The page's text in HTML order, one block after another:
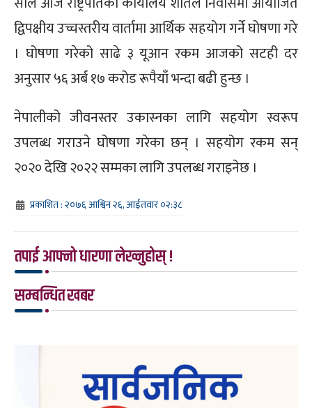
द्विपक्षीय उच्चस्तरीय वार्तामा आर्थिक सहयोग गर्ने घोषणा गरे
। घोषणा गरेको साढे ३ यूआन रकम आजको सटही दर
अनुसार ५६ अर्ब १७ करोड रूपैयाँ भन्दा बढी हुन्छ ।
नेपालीको जीवनस्तर उकास्नका लागि सहयोग स्वरूप
उपलब्ध गराउने घोषणा गरेका छन् । सहयोग रकम सन्
२०२० देखि २०२२ सम्मका लागि उपलब्ध गराइनेछ ।
प्रकाशित : २०७६ आश्विन २६, आईतवार ०२:३८
तपाई आफ्नो धारणा लेख्नुहोस् !
सम्बन्धित खबर